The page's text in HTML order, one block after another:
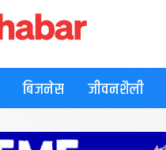
बिजनेस जीवनशैली